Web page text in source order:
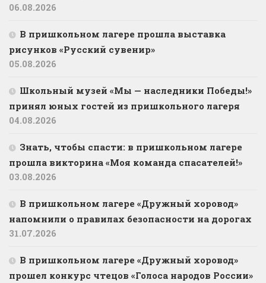
06.08.2026
В пришкольном лагере прошла выставка
рисунков «Русский сувенир»
05.08.2026
Школьный музей «Мы — наследники Победы!»
принял юных гостей из пришкольного лагеря
04.08.2026
Знать, чтобы спасти: в пришкольном лагере
прошла викторина «Моя команда спасателей!»
03.08.2026
В пришкольном лагере «Дружный хоровод»
напомнили о правилах безопасности на дорогах
31.07.2026
В пришкольном лагере «Дружный хоровод»
прошел конкурс чтецов «Голоса народов России»